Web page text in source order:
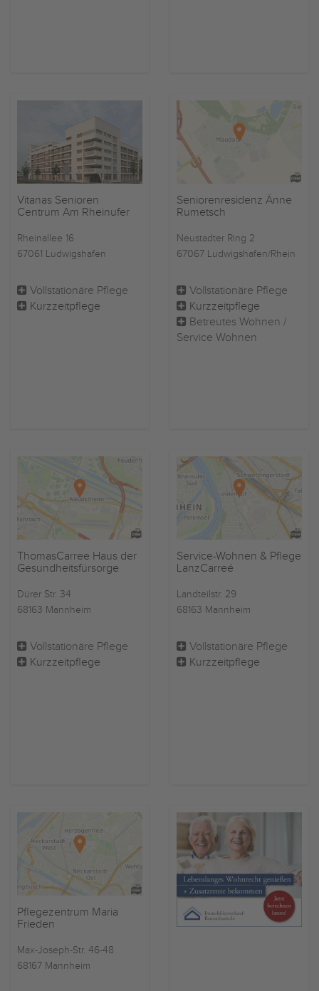
Vitanas Senioren
Centrum Am Rheinufer
Rheinallee 16
67061 Ludwigshafen
Vollstationäre Pflege
Kurzzeitpflege
Seniorenresidenz Änne
Rumetsch
Neustadter Ring 2
67067 Ludwigshafen/Rhein
Vollstationäre Pflege
Kurzzeitpflege
Betreutes Wohnen /
Service Wohnen
ThomasCarree Haus der
Gesundheitsfürsorge
Dürer Str. 34
68163 Mannheim
Vollstationäre Pflege
Kurzzeitpflege
Service-Wohnen & Pflege
LanzCarreé
Landteilstr. 29
68163 Mannheim
Vollstationäre Pflege
Kurzzeitpflege
Pflegezentrum Maria
Frieden
Max-Joseph-Str. 46-48
68167 Mannheim